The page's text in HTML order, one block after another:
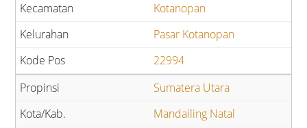
Kotanopan
Pasar Kotanopan
22994
Sumatera Utara
Mandailing Natal